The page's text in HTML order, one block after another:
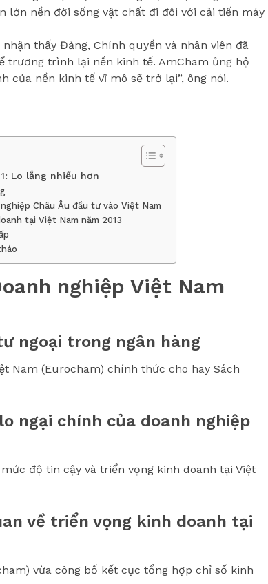
lớn nền đời sống vật chất đi đôi với cải tiến máy
thấy Đảng, Chính quyền và nhân viên đã
trương trình lại nền kinh tế. AmCham ủng hộ
của nền kinh tế vĩ mô sẽ trở lại”, ông nói.
Lo lắng nhiều hơn
Châu Âu đầu tư vào Việt Nam
tại Việt Nam năm 2013
nghiệp Việt Nam
ngoại trong ngân hàng
Nam (Eurocham) chính thức cho hay Sách
ngại chính của doanh nghiệp
độ tin cậy và triển vọng kinh doanh tại Việt
về triển vọng kinh doanh tại
vừa công bố kết cục tổng hợp chỉ số kinh